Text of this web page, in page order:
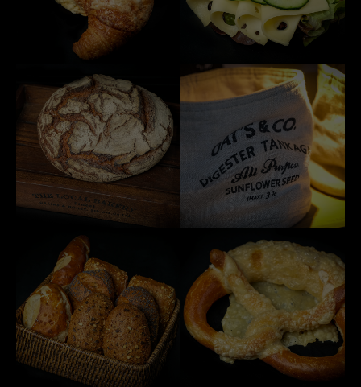
We offer support for our customers
Mon - Fri 8:00am - 5:00pm
Get in touch
Cybersteel Inc.
376-293 City Road, Suite 600
San Francisco, CA 94102
Have any questions?
+44 1234 567 890
Drop us a line
info@yourdomain.com
About us
Lorem ipsum dolor sit amet, consectetuer
adipiscing elit.